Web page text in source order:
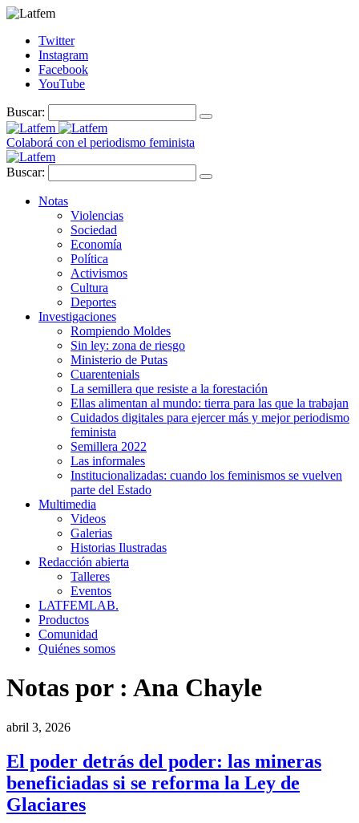
Twitter
Instagram
Facebook
YouTube
Buscar:
Colaborá con el periodismo feminista
Buscar:
Notas
Violencias
Sociedad
Economía
Política
Activismos
Cultura
Deportes
Investigaciones
Rompiendo Moldes
Sin ley: zona de riesgo
Ministerio de Putas
Cuarentenials
La semillera que resiste a la forestación
Ellas alimentan al mundo: tierra para las que la trabajan
Cuidados digitales para ejercer más y mejor periodismo
feminista
Semillera 2022
Las informales
Institucionalizadas: cuando los feminismos se vuelven
parte del Estado
Multimedia
Videos
Galerias
Historias Ilustradas
Redacción abierta
Talleres
Eventos
LATFEMLAB.
Productos
Comunidad
Quiénes somos
Notas por : Ana Chayle
abril 3, 2026
El poder detrás del poder: las mineras
beneficiadas si se reforma la Ley de
Glaciares